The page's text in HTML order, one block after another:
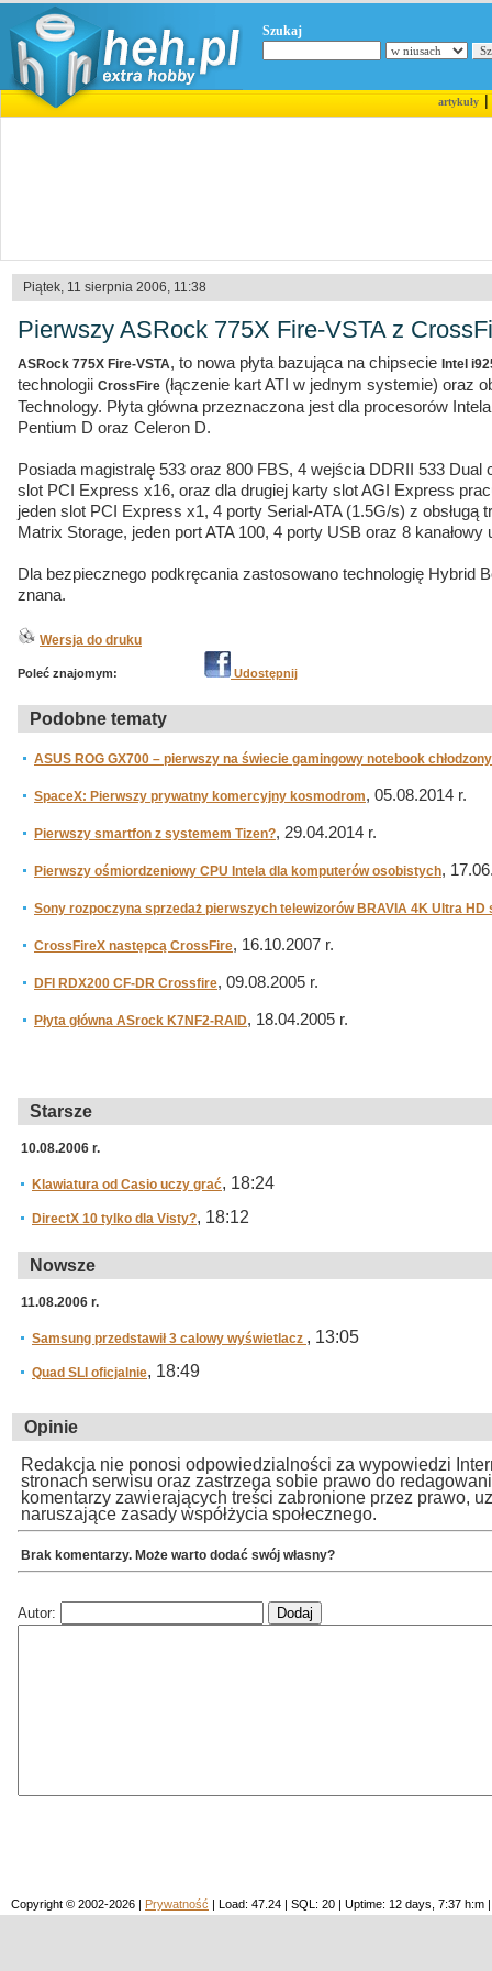
Szukaj
artykuły|
Piątek, 11 sierpnia 2006, 11:38
Pierwszy ASRock 775X Fire-VSTA z
ASRock 775X Fire-VSTA, to nowa płyta bazująca na chipsecie Intel
technologii CrossFire (łączenie kart ATI w jednym systemie) oraz
Technology. Płyta główna przeznaczona jest dla procesorów
Pentium D oraz Celeron D.
Posiada magistralę 533 oraz 800 FBS, 4 wejścia DDRII 533 Dual
slot PCI Express x16, oraz dla drugiej karty slot AGI Express
jeden slot PCI Express x1, 4 porty Serial-ATA (1.5G/s) z obsługą
Matrix Storage, jeden port ATA 100, 4 porty USB oraz 8 kanałowy
Dla bezpiecznego podkręcania zastosowano technologię Hybrid
znana.
Wersja do druku
Poleć znajomym: Udostępnij
Podobne tematy
ASUS ROG GX700 – pierwszy na świecie gamingowy notebook
SpaceX: Pierwszy prywatny komercyjny kosmodrom, 05.08.2014 r.
Pierwszy smartfon z systemem Tizen?, 29.04.2014 r.
Pierwszy ośmiordzeniowy CPU Intela dla komputerów osobistych,
Sony rozpoczyna sprzedaż pierwszych telewizorów BRAVIA 4K Ultra HD
CrossFireX następcą CrossFire, 16.10.2007 r.
DFI RDX200 CF-DR Crossfire, 09.08.2005 r.
Płyta główna ASrock K7NF2-RAID, 18.04.2005 r.
Starsze
10.08.2006 r.
Klawiatura od Casio uczy grać, 18:24
DirectX 10 tylko dla Visty?, 18:12
Nowsze
11.08.2006 r.
Samsung przedstawił 3 calowy wyświetlacz , 13:05
Quad SLI oficjalnie, 18:49
Opinie
Redakcja nie ponosi odpowiedzialności za wypowiedzi
stronach serwisu oraz zastrzega sobie prawo do
komentarzy zawierających treści zabronione przez prawo,
naruszające zasady współżycia społecznego.
Brak komentarzy. Może warto dodać swój własny?
Autor:
Copyright © 2002-2026 | Prywatność | Load: 47.24 | SQL: 20 | Uptime: 12 days, 7:37